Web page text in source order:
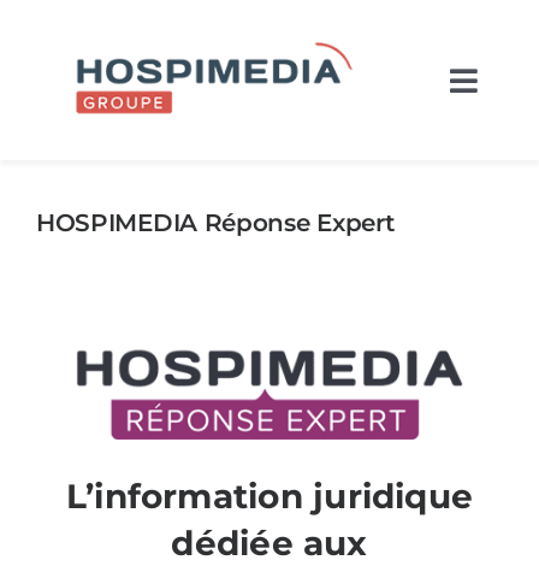
Contact
HOSPIMEDIA Réponse Expert
L’information juridique
dédiée aux